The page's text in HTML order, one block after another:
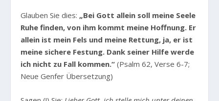
Glauben Sie dies: „Bei Gott allein soll meine Seele
Ruhe finden, von ihm kommt meine Hoffnung. Er
allein ist mein Fels und meine Rettung, ja, er ist
meine sichere Festung. Dank seiner Hilfe werde
ich nicht zu Fall kommen.“ (Psalm 62, Verse 6-7;
Neue Genfer Übersetzung)